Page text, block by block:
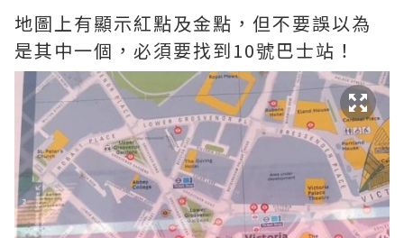
地圖上有顯示紅點及金點，但不要誤以為
是其中一個，必須要找到10號巴士站！